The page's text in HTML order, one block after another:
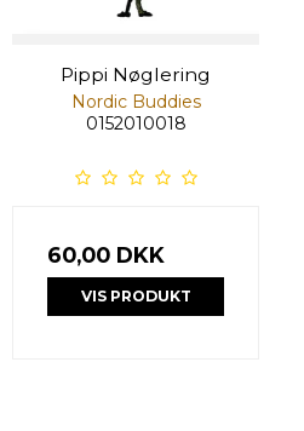
Pippi Nøglering
Nordic Buddies
0152010018
60,00 DKK
VIS PRODUKT